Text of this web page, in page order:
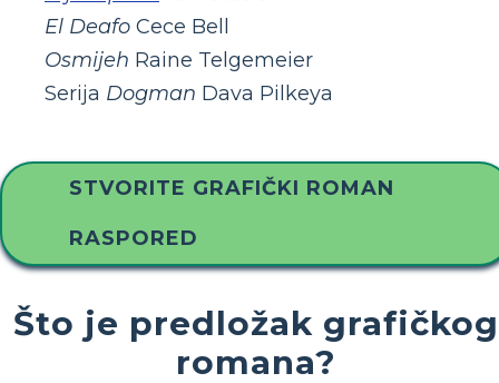
El Deafo Cece Bell
Osmijeh Raine Telgemeier
Serija Dogman Dava Pilkeya
STVORITE GRAFIČKI ROMAN
RASPORED
Što je predložak grafičkog
romana?